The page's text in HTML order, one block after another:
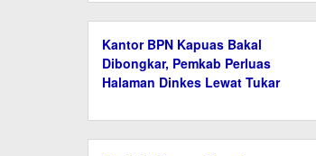
Kantor BPN Kapuas Bakal
Dibongkar, Pemkab Perluas
Halaman Dinkes Lewat Tukar